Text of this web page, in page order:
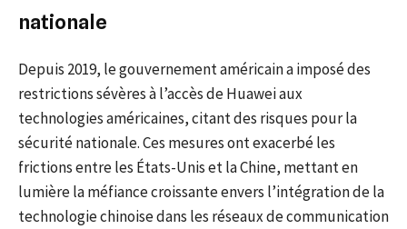
nationale
Depuis 2019, le gouvernement américain a imposé des
restrictions sévères à l’accès de Huawei aux
technologies américaines, citant des risques pour la
sécurité nationale. Ces mesures ont exacerbé les
frictions entre les États-Unis et la Chine, mettant en
lumière la méfiance croissante envers l’intégration de la
technologie chinoise dans les réseaux de communication